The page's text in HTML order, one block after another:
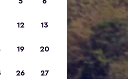
12 13
19 20
26 27